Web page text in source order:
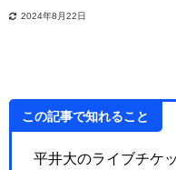
2024年8月22日
この記事で知れること
平井大のライブチケ